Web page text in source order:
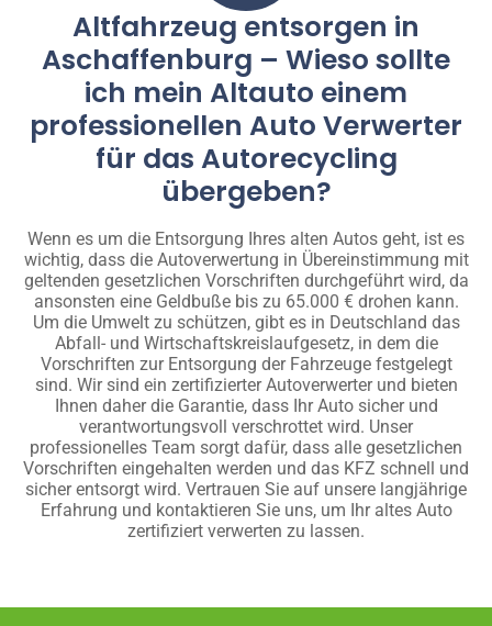
Altfahrzeug entsorgen in
Aschaffenburg – Wieso sollte
ich mein Altauto einem
professionellen Auto Verwerter
für das Autorecycling
übergeben?
Wenn es um die Entsorgung Ihres alten Autos geht, ist es
wichtig, dass die Autoverwertung in Übereinstimmung mit
geltenden gesetzlichen Vorschriften durchgeführt wird, da
ansonsten eine Geldbuße bis zu 65.000 € drohen kann.
Um die Umwelt zu schützen, gibt es in Deutschland das
Abfall- und Wirtschaftskreislaufgesetz, in dem die
Vorschriften zur Entsorgung der Fahrzeuge festgelegt
sind. Wir sind ein zertifizierter Autoverwerter und bieten
Ihnen daher die Garantie, dass Ihr Auto sicher und
verantwortungsvoll verschrottet wird. Unser
professionelles Team sorgt dafür, dass alle gesetzlichen
Vorschriften eingehalten werden und das KFZ schnell und
sicher entsorgt wird. Vertrauen Sie auf unsere langjährige
Erfahrung und kontaktieren Sie uns, um Ihr altes Auto
zertifiziert verwerten zu lassen.